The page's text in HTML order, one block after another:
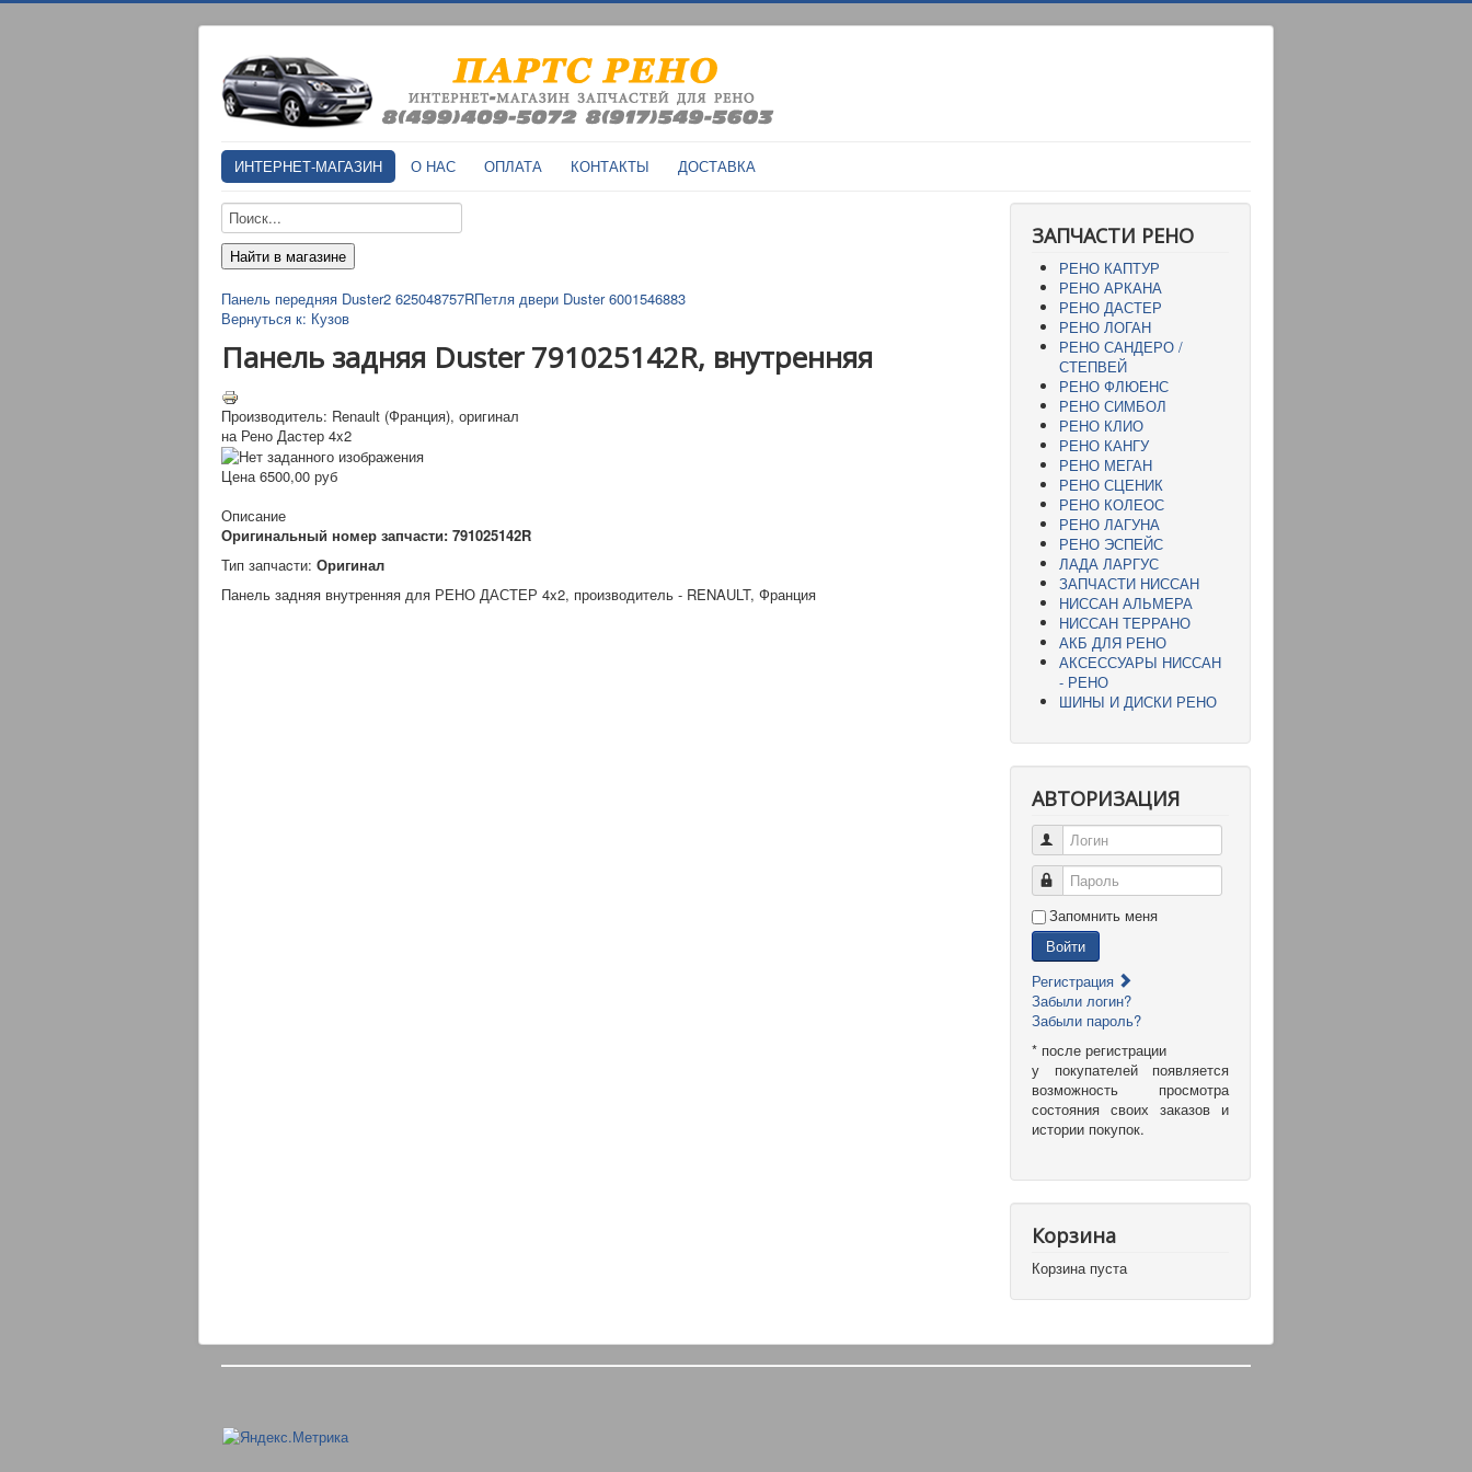
ИНТЕРНЕТ-МАГАЗИН О НАС ОПЛАТА КОНТАКТЫ ДОСТАВКА
Панель передняя Duster2 625048757RПетля двери Duster 6001546883
Вернуться к: Кузов
Панель задняя Duster 791025142R, внутренняя
Производитель: Renault (Франция), оригинал
на Рено Дастер 4x2
Цена6500,00 руб
Описание
Оригинальный номер запчасти: 791025142R
Тип запчаcти: Оригинал
Панель задняя внутренняя для РЕНО ДАСТЕР 4x2, производитель - RENAULT, Франция
ЗАПЧАСТИ РЕНО
РЕНО КАПТУР
РЕНО АРКАНА
РЕНО ДАСТЕР
РЕНО ЛОГАН
РЕНО САНДЕРО /
СТЕПВЕЙ
РЕНО ФЛЮЕНС
РЕНО СИМБОЛ
РЕНО КЛИО
РЕНО КАНГУ
РЕНО МЕГАН
РЕНО СЦЕНИК
РЕНО КОЛЕОС
РЕНО ЛАГУНА
РЕНО ЭСПЕЙС
ЛАДА ЛАРГУС
ЗАПЧАСТИ НИССАН
НИССАН АЛЬМЕРА
НИССАН ТЕРРАНО
АКБ ДЛЯ РЕНО
АКСЕССУАРЫ НИССАН
- РЕНО
ШИНЫ И ДИСКИ РЕНО
АВТОРИЗАЦИЯ
Логин
Пароль
Запомнить меня
Войти
Регистрация
Забыли логин?
Забыли пароль?
* после регистрации
у покупателей появляется
возможность просмотра
состояния своих заказов и
истории покупок.
Корзина
Корзина пуста